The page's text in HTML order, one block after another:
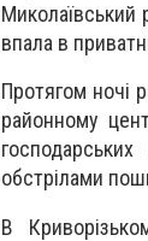
Миколаївський
впала в
Протягом ночі
районному
обстрілами
В